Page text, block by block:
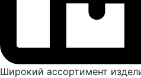
Широкий ассортимент